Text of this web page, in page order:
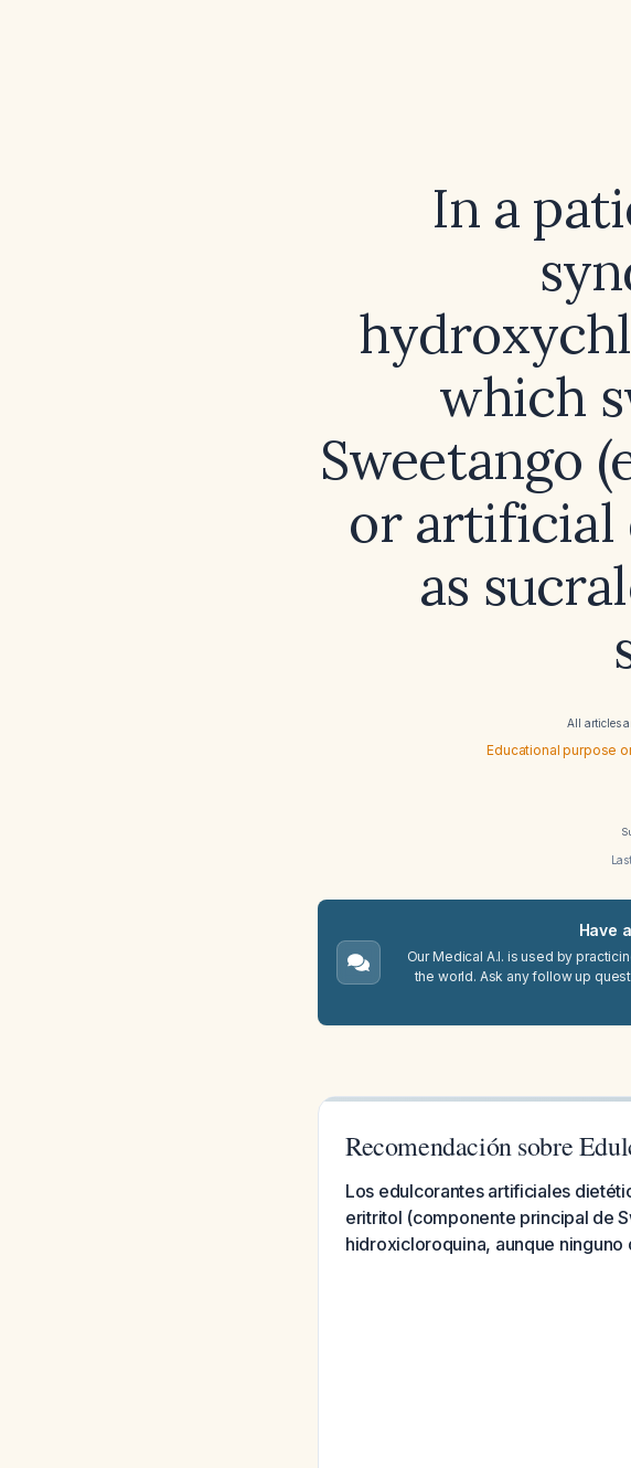
In a
which
Sweetango
or artificial
as
All articles
Educational purpose
Have
Our Medical A.I. is used by
the world. Ask any follow up
Recomendación sobre
Los edulcorantes artificiales
eritritol (componente principal de
hidroxicloroquina, aunque